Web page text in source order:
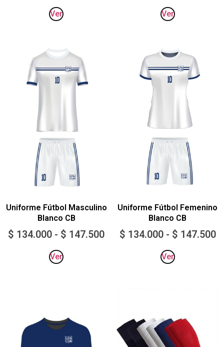
Ver Ver
Uniforme Fútbol Masculino
Blanco CB
$ 134.000 - $ 147.500
Ver
Uniforme Fútbol Femenino
Blanco CB
$ 134.000 - $ 147.500
Ver